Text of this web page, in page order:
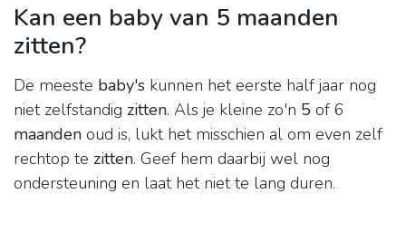
Kan een baby van 5 maanden
zitten?
De meeste baby's kunnen het eerste half jaar nog
niet zelfstandig zitten. Als je kleine zo'n 5 of 6
maanden oud is, lukt het misschien al om even zelf
rechtop te zitten. Geef hem daarbij wel nog
ondersteuning en laat het niet te lang duren.